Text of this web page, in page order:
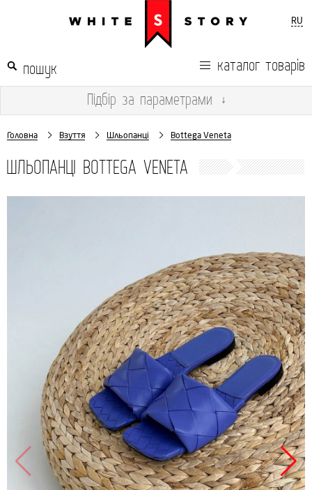
RU
каталог товарів
Підбір за параметрами ↓
Головна Взуття Шльопанці Bottega Veneta
ШЛЬОПАНЦІ BOTTEGA VENETA